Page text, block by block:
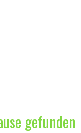
gefunden